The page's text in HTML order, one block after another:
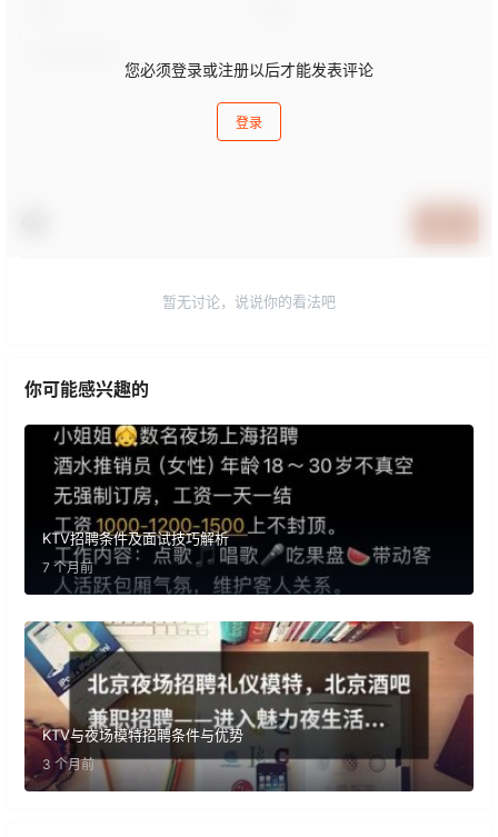
您必须登录或注册以后才能发表评论
登录
暂无讨论，说说你的看法吧
你可能感兴趣的
KTV招聘条件及面试技巧解析
7 个月前
KTV与夜场模特招聘条件与优势
3 个月前